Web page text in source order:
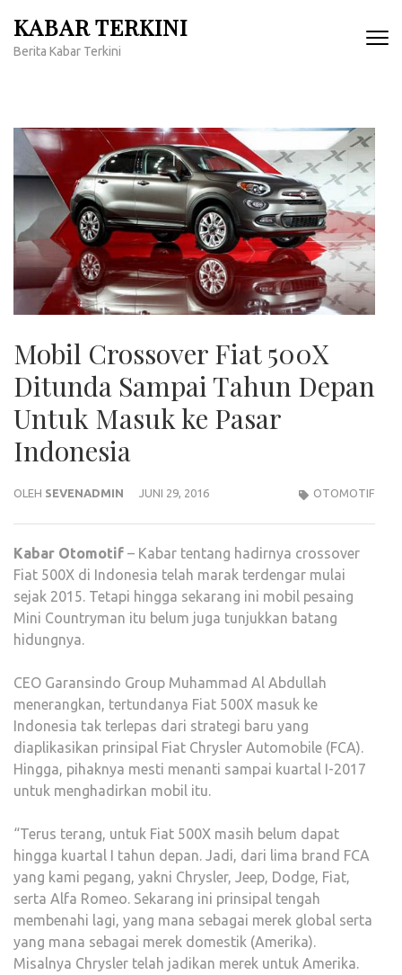
konten
KABAR TERKINI
Berita Kabar Terkini
Mobil Crossover Fiat 500X
Ditunda Sampai Tahun Depan
Untuk Masuk ke Pasar
Indonesia
OLEH SEVENADMIN JUNI 29, 2016 OTOMOTIF
Kabar Otomotif – Kabar tentang hadirnya crossover
Fiat 500X di Indonesia telah marak terdengar mulai
sejak 2015. Tetapi hingga sekarang ini mobil pesaing
Mini Countryman itu belum juga tunjukkan batang
hidungnya.
CEO Garansindo Group Muhammad Al Abdullah
menerangkan, tertundanya Fiat 500X masuk ke
Indonesia tak terlepas dari strategi baru yang
diaplikasikan prinsipal Fiat Chrysler Automobile (FCA).
Hingga, pihaknya mesti menanti sampai kuartal I-2017
untuk menghadirkan mobil itu.
“Terus terang, untuk Fiat 500X masih belum dapat
hingga kuartal I tahun depan. Jadi, dari lima brand FCA
yang kami pegang, yakni Chrysler, Jeep, Dodge, Fiat,
serta Alfa Romeo. Sekarang ini prinsipal tengah
membenahi lagi, yang mana sebagai merek global serta
yang mana sebagai merek domestik (Amerika).
Misalnya Chrysler telah jadikan merek untuk Amerika.